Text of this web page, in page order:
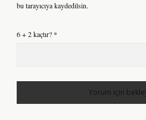
bu tarayıcıya kaydedilsin.
6 + 2 kaçtır? *